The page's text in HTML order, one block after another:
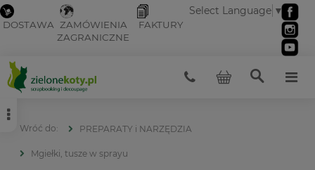
DOSTAWA ZAMÓWIENIA
ZAGRANICZNE
FAKTURY
Select Language ▼
PREPARATY i NARZĘDZIA
Mgiełki, tusze w sprayu